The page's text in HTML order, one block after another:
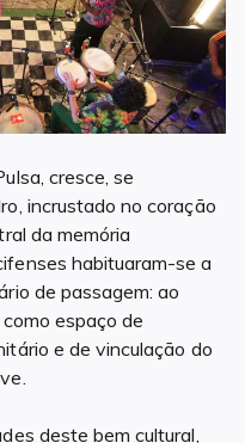
cresce, se
incrustado no coração
da memória
habituaram-se a
de passagem: ao
espaço de
e de vinculação do
deste bem cultural,